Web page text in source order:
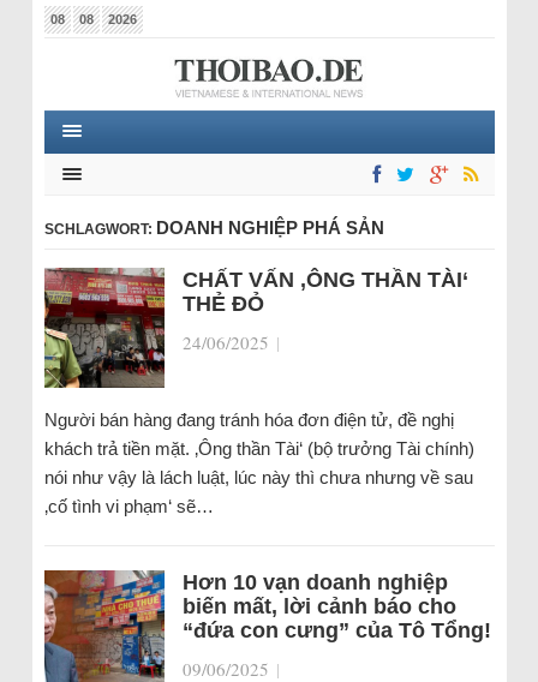
08 08 2026
SCHLAGWORT: DOANH NGHIỆP PHÁ SẢN
CHẤT VẤN ‚ÔNG THẦN TÀI‘
THẺ ĐỎ
24/06/2025 |
Người bán hàng đang tránh hóa đơn điện tử, đề nghị
khách trả tiền mặt. ‚Ông thần Tài‘ (bộ trưởng Tài chính)
nói như vậy là lách luật, lúc này thì chưa nhưng về sau
‚cố tình vi phạm‘ sẽ…
Hơn 10 vạn doanh nghiệp
biến mất, lời cảnh báo cho
“đứa con cưng” của Tô Tổng!
09/06/2025 |